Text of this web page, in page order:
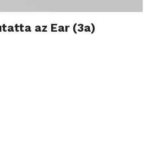
az Ear (3a)